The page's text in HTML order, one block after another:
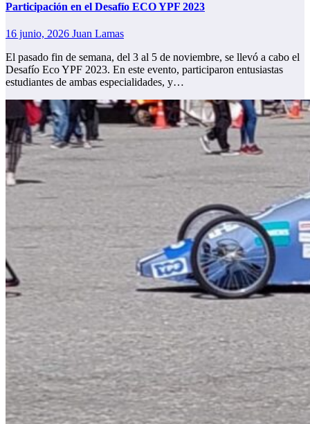
Participación en el Desafío ECO YPF 2023
16 junio, 2026 Juan Lamas
El pasado fin de semana, del 3 al 5 de noviembre, se llevó a cabo el
Desafío Eco YPF 2023. En este evento, participaron entusiastas
estudiantes de ambas especialidades, y…